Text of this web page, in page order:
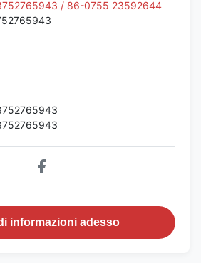
/ 86-0755 23592644
informazioni adesso